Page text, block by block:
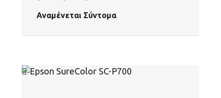
Αναμένεται Σύντομα